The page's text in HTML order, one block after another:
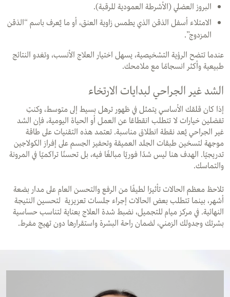
البروز العضلي (الأشرطة العمودية للرقبة).
الامتلاء أسفل الذقن الذي يطمس زاوية العنق، أو ما يٌعرف باسم “الذقن
المزدوج”.
عندما تتضح الرؤية التشخيصية، يسهل اختيار العلاج الأنسب، وتغدو النتائج
طبيعية وأكثر انسجامًا مع ملامحك.
الشد غير الجراحي لبدايات الارتخاء
إذا كان قلقك الأساسي يتمثل في ظهور ترهل بسيط إلى متوسط، وكنتِ
تفضلين خيارات لا تتطلب انقطاعًا عن العمل أو الحياة اليومية، فإن الشد
غير الجراحي يُعد نقطة انطلاق مناسبة. تعتمد هذه التقنيات على طاقة
موجهة لتسخين طبقات الجلد العميقة وتحفيز الجسم على إفراز الكولاجين
تدريجيًا. الهدف هنا ليس شدًا فوريًا مبالغًا فيه، بل تحسنًا تراكميًا في المرونة
والتماسك.
تلاحظ معظم الحالات تأثيرًا لطيفًا من الرفع والتحسن العام على مدار بضعة
أشهر، بينما تتطلب بعض الحالات إجراء جلسات تعزيزية لتحسين النتيجة
النهائية. في مركز ميام للتجميل، نضبط شدة العلاج بعناية لتناسب حساسية
بشرتك وجدولك الزمني، لضمان راحة البشرة واستقرارها دون تهيج مفرط.